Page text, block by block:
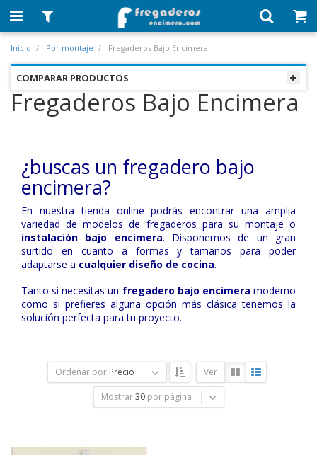
Inicio Por montaje Fregaderos Bajo Encimera
COMPARAR PRODUCTOS
Fregaderos Bajo Encimera
¿buscas un fregadero bajo
encimera?
En nuestra tienda online podrás encontrar una amplia
variedad de modelos de fregaderos para su montaje o
instalación bajo encimera. Disponemos de un gran
surtido en cuanto a formas y tamaños para poder
adaptarse a cualquier diseño de cocina.
Tanto si necesitas un fregadero bajo encimera moderno
como si prefieres alguna opción más clásica tenemos la
solución perfecta para tu proyecto.
Ordenar por Precio Ver
Mostrar 30 por página